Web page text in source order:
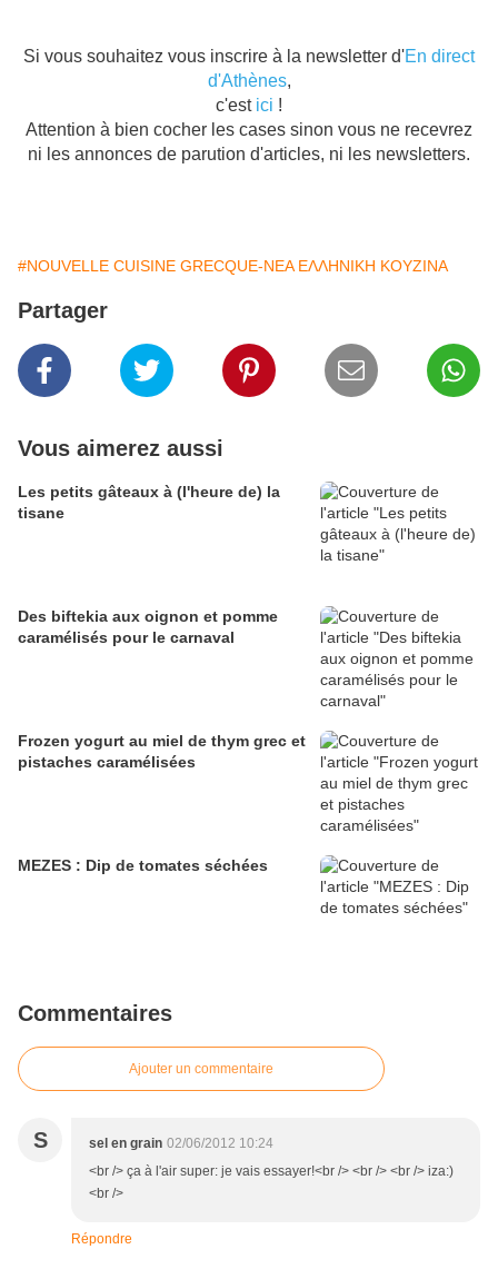
Si vous souhaitez vous inscrire à la newsletter d'En direct
d'Athènes,
c'est ici !
Attention à bien cocher les cases sinon vous ne recevrez
ni les annonces de parution d'articles, ni les newsletters.
#NOUVELLE CUISINE GRECQUE-ΝΕΑ ΕΛΛΗΝΙΚΗ ΚΟΥΖΙΝΑ
Partager
Vous aimerez aussi
Les petits gâteaux à (l'heure de) la
tisane
Des biftekia aux oignon et pomme
caramélisés pour le carnaval
Frozen yogurt au miel de thym grec et
pistaches caramélisées
MEZES : Dip de tomates séchées
Commentaires
Ajouter un commentaire
S sel en grain 02/06/2012 10:24
<br /> ça à l'air super: je vais essayer!<br /> <br /> <br /> iza:)
<br />
Répondre